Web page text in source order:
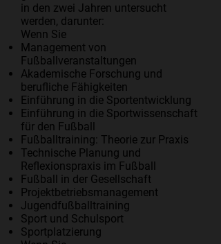
in den zwei Jahren untersucht
werden, darunter:
Wenn Sie
Management von
Fußballveranstaltungen
Akademische Forschung und
berufliche Fähigkeiten
Einführung in die Sportentwicklung
Einführung in die Sportwissenschaft
für den Fußball
Fußballtraining: Theorie zur Praxis
Technische Planung und
Reflexionspraxis im Fußball
Fußball in der Gesellschaft
Projektbetriebsmanagement
Jugendfußballtraining
Sport und Schulsport
Sportplatzierung